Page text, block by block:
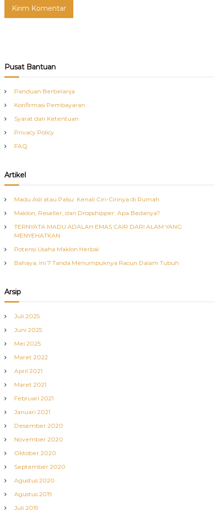
Pusat Bantuan
Panduan Berbelanja
Konfirmasi Pembayaran
Syarat dan Ketentuan
Privacy Policy
FAQ
Artikel
Madu Asli atau Palsu: Kenali Ciri-Cirinya di Rumah
Maklon, Reseller, dan Dropshipper: Apa Bedanya?
TERNYATA MADU ADALAH EMAS CAIR DARI ALAM YANG
MENYEHATKAN
Potensi Usaha Maklon Herbal
Bahaya, Ini 7 Tanda Menumpuknya Racun Dalam Tubuh
Arsip
Juli 2025
Juni 2025
Mei 2025
Maret 2022
April 2021
Maret 2021
Februari 2021
Januari 2021
Desember 2020
November 2020
Oktober 2020
September 2020
Agustus 2020
Agustus 2019
Juli 2019